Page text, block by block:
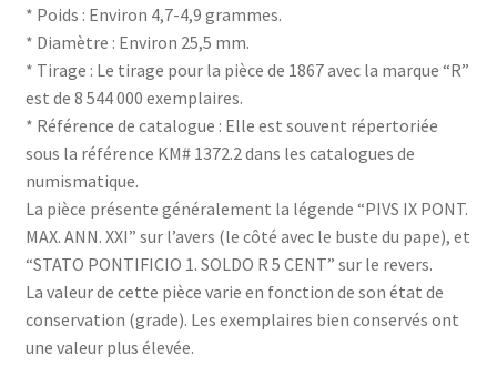
* Poids : Environ 4,7-4,9 grammes.
* Diamètre : Environ 25,5 mm.
* Tirage : Le tirage pour la pièce de 1867 avec la marque “R”
est de 8 544 000 exemplaires.
* Référence de catalogue : Elle est souvent répertoriée
sous la référence KM# 1372.2 dans les catalogues de
numismatique.
La pièce présente généralement la légende “PIVS IX PONT.
MAX. ANN. XXI” sur l’avers (le côté avec le buste du pape), et
“STATO PONTIFICIO 1. SOLDO R 5 CENT” sur le revers.
La valeur de cette pièce varie en fonction de son état de
conservation (grade). Les exemplaires bien conservés ont
une valeur plus élevée.